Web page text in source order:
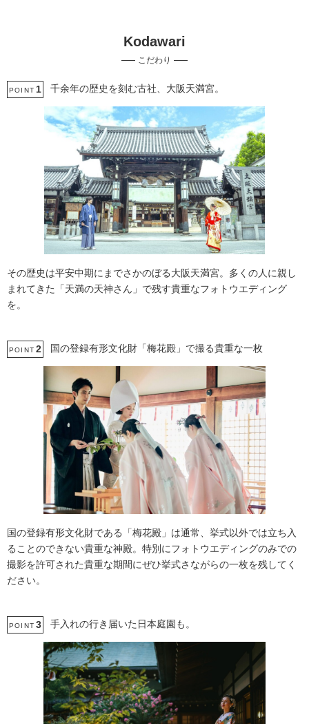
豊富な色打掛・着物
歴史的建造物での撮影
豊富なドレス
挙式フォト 豊富な白無垢
衣装の試着
動画の作成
Kodawari
こだわり
POINT 1 千余年の歴史を刻む古社、大阪天満宮。
その歴史は平安中期にまでさかのぼる大阪天満宮。多くの人に親し
まれてきた「天満の天神さん」で残す貴重なフォトウエディング
を。
POINT 2 国の登録有形文化財「梅花殿」で撮る貴重な一枚
国の登録有形文化財である「梅花殿」は通常、挙式以外では立ち入
ることのできない貴重な神殿。特別にフォトウエディングのみでの
撮影を許可された貴重な期間にぜひ挙式さながらの一枚を残してく
ださい。
POINT 3 手入れの行き届いた日本庭園も。